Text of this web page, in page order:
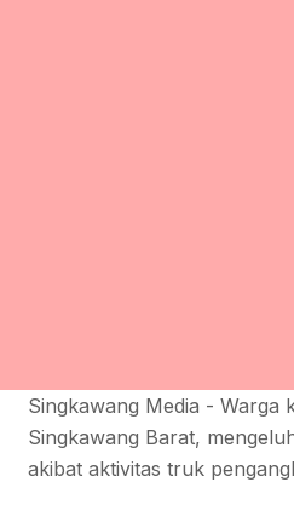
Singkawang Media - Warga
Singkawang Barat,
akibat aktivitas truk